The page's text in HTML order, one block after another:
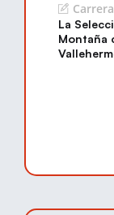
La
Montaña